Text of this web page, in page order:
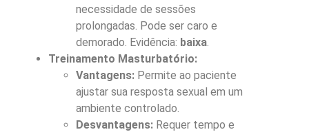
necessidade de sessões
prolongadas. Pode ser caro e
demorado. Evidência: baixa
Treinamento Masturbatório:
Vantagens: Permite ao paciente
ajustar sua resposta sexual em um
ambiente controlado.
Desvantagens: Requer tempo e